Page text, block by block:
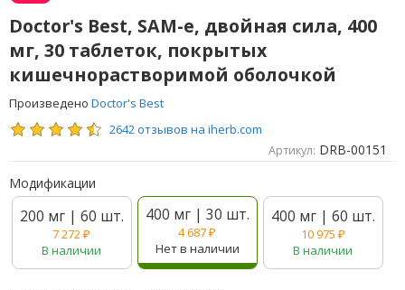
Doctor's Best, SAM-e, двойная сила, 400
мг, 30 таблеток, покрытых
кишечнорастворимой оболочкой
Произведено Doctor's Best
2642 отзывов на iherb.com
Артикул: DRB-00151
Модификации
200 мг | 60 шт.
7 272₽
В наличии
400 мг | 30 шт.
4 687₽
Нет в наличии
400 мг | 60 шт.
10 975 ₽
В наличии